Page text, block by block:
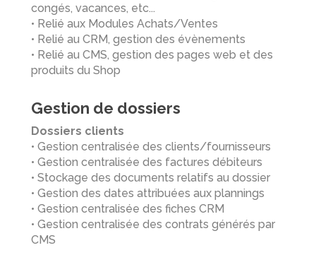
congés, vacances, etc...
• Relié aux Modules Achats/Ventes
• Relié au CRM, gestion des évènements
• Relié au CMS, gestion des pages web et des
produits du Shop
Gestion de dossiers
Dossiers clients
• Gestion centralisée des clients/fournisseurs
• Gestion centralisée des factures débiteurs
• Stockage des documents relatifs au dossier
• Gestion des dates attribuées aux plannings
• Gestion centralisée des fiches CRM
• Gestion centralisée des contrats générés par
CMS